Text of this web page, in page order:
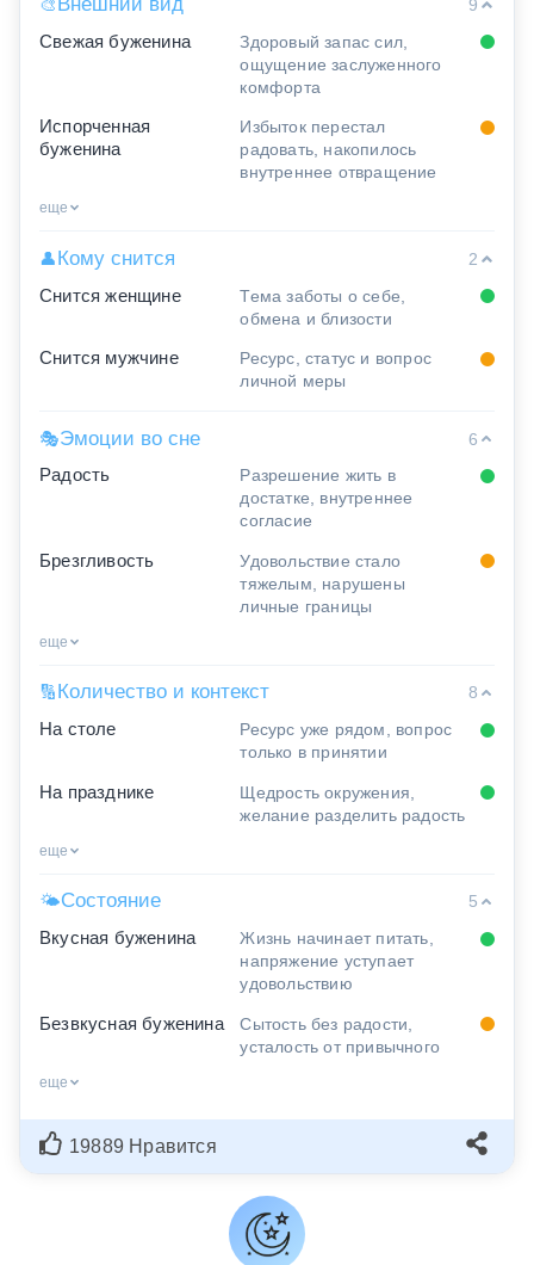
🎨
9
Свежая буженина
Здоровый запас сил,
ощущение заслуженного
комфорта
Испорченная
буженина
Избыток перестал
радовать, накопилось
внутреннее отвращение
еще
👤Кому снится
2
Снится женщине
Тема заботы о себе,
обмена и близости
Снится мужчине
Ресурс, статус и вопрос
личной меры
🎭Эмоции во сне
6
Радость
Разрешение жить в
достатке, внутреннее
согласие
Брезгливость
Удовольствие стало
тяжелым, нарушены
личные границы
еще
🔢 Количество и контекст
8
На столе
Ресурс уже рядом, вопрос
только в принятии
На празднике
Щедрость окружения,
желание разделить радость
еще
🌤Состояние
5
Вкусная буженина
Жизнь начинает питать,
напряжение уступает
удовольствию
Безвкусная буженина
Сытость без радости,
усталость от привычного
еще
19889 Нравится